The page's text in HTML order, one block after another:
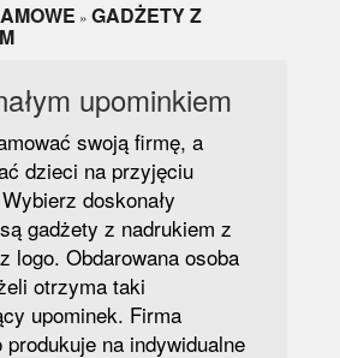
» GADŻETY Z
upominkiem
swoją firmę, a
dzieci na przyjęciu
doskonały
gadżety z nadrukiem z
logo. Obdarowana osoba
otrzyma taki
upominek. Firma
na indywidualne